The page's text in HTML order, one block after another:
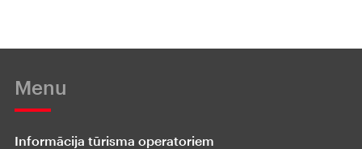
Menu
Informācija tūrisma operatoriem